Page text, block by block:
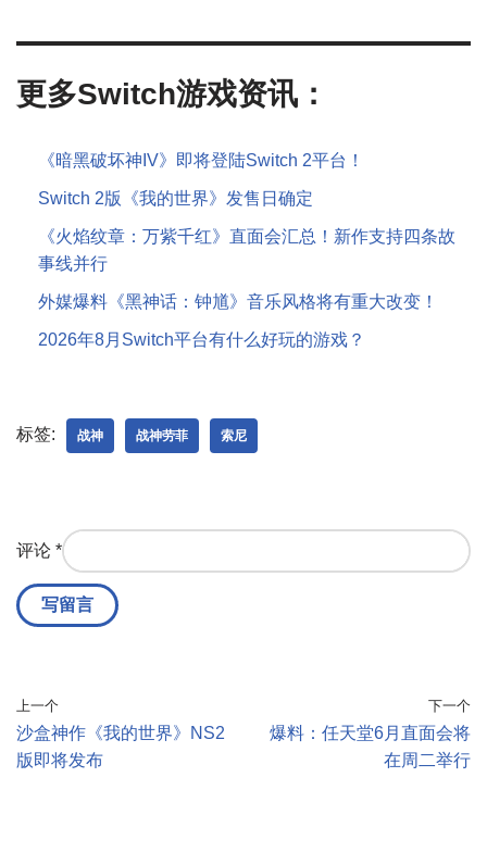
更多Switch游戏资讯：
《暗黑破坏神IV》即将登陆Switch 2平台！
Switch 2版《我的世界》发售日确定
《火焰纹章：万紫千红》直面会汇总！新作支持四条故
事线并行
外媒爆料《黑神话：钟馗》音乐风格将有重大改变！
2026年8月Switch平台有什么好玩的游戏？
标签: 战神 战神劳菲 索尼
评论 *
上一个
沙盒神作《我的世界》NS2
版即将发布
下一个
爆料：任天堂6月直面会将
在周二举行